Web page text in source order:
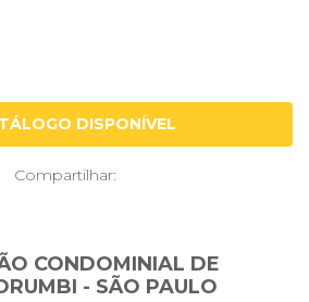
DISPONÍVEL
Compartilhar:
CONDOMINIAL DE
- SÃO PAULO